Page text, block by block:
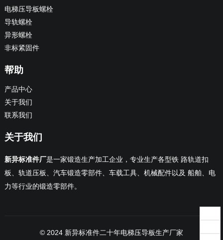
电梯压导板螺栓
导轨螺栓
异形螺栓
非标紧固件
帮助
产品中心
关于我们
联系我们
关于我们
新异标准件厂是一家锻造生产加工企业，专业生产各型铁 路轨道扣
板、轨道压板、汽车锻造零部件、车载工具、机械配件以及 船舶、电
力等行业的锻造零部件。
© 2024 新异标准件二十年电梯压导板生产厂家